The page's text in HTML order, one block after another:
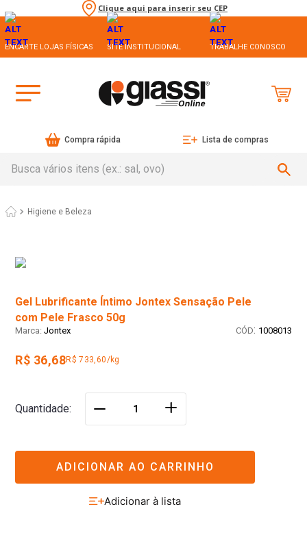
Clique aqui para inserir seu CEP
ENCARTE LOJAS FÍSICAS SITE INSTITUCIONAL TRABALHE CONOSCO
Compra rápida Lista de compras
Higiene e Beleza
Gel Lubrificante Íntimo Jontex Sensação Pele
com Pele Frasco 50g
Jontex : 1008013
R$ 36,68R$ 733,60/kg
Quantidade ＋
ADICIONAR AO CARRINHO